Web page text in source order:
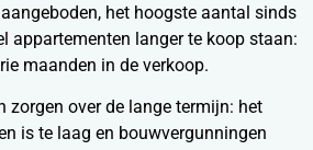
het hoogste aantal sinds
appartementen langer te koop staan:
maanden in de verkoop.
zorgen over de lange termijn: het
is te laag en bouwvergunningen